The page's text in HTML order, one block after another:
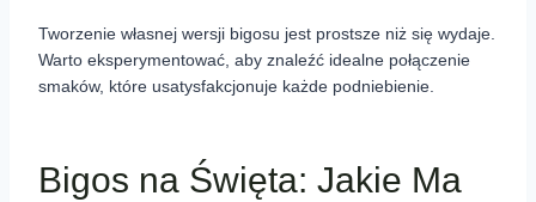
Tworzenie własnej wersji bigosu jest prostsze niż się wydaje.
Warto eksperymentować, aby znaleźć idealne połączenie
smaków, które usatysfakcjonuje każde podniebienie.
Bigos na Święta: Jakie Ma